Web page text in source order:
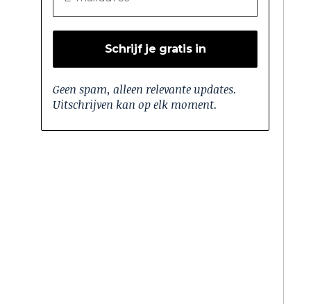
Geen spam, alleen relevante updates.
Uitschrijven kan op elk moment.